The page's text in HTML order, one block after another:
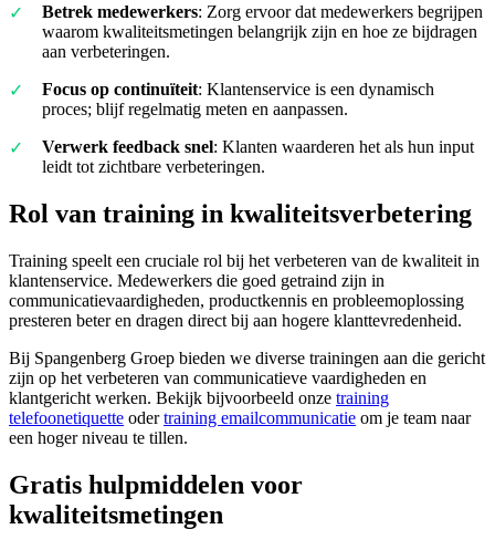
Betrek medewerkers: Zorg ervoor dat medewerkers begrijpen
waarom kwaliteitsmetingen belangrijk zijn en hoe ze bijdragen
aan verbeteringen.
Focus op continuïteit: Klantenservice is een dynamisch
proces; blijf regelmatig meten en aanpassen.
Verwerk feedback snel: Klanten waarderen het als hun input
leidt tot zichtbare verbeteringen.
Rol van training in kwaliteitsverbetering
Training speelt een cruciale rol bij het verbeteren van de kwaliteit in
klantenservice. Medewerkers die goed getraind zijn in
communicatievaardigheden, productkennis en probleemoplossing
presteren beter en dragen direct bij aan hogere klanttevredenheid.
Bij Spangenberg Groep bieden we diverse trainingen aan die gericht
zijn op het verbeteren van communicatieve vaardigheden en
klantgericht werken. Bekijk bijvoorbeeld onze training
telefoonetiquette odertraining emailcommunicatie om je team naar
een hoger niveau te tillen.
Gratis hulpmiddelen voor
kwaliteitsmetingen